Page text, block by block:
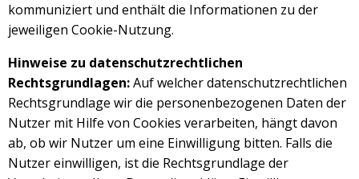
kommuniziert und enthält die Informationen zu der
jeweiligen Cookie-Nutzung.
Hinweise zu datenschutzrechtlichen
Rechtsgrundlagen:Auf welcher datenschutzrechtlichen
Rechtsgrundlage wir die personenbezogenen Daten der
Nutzer mit Hilfe von Cookies verarbeiten, hängt davon
ab, ob wir Nutzer um eine Einwilligung bitten. Falls die
Nutzer einwilligen, ist die Rechtsgrundlage der